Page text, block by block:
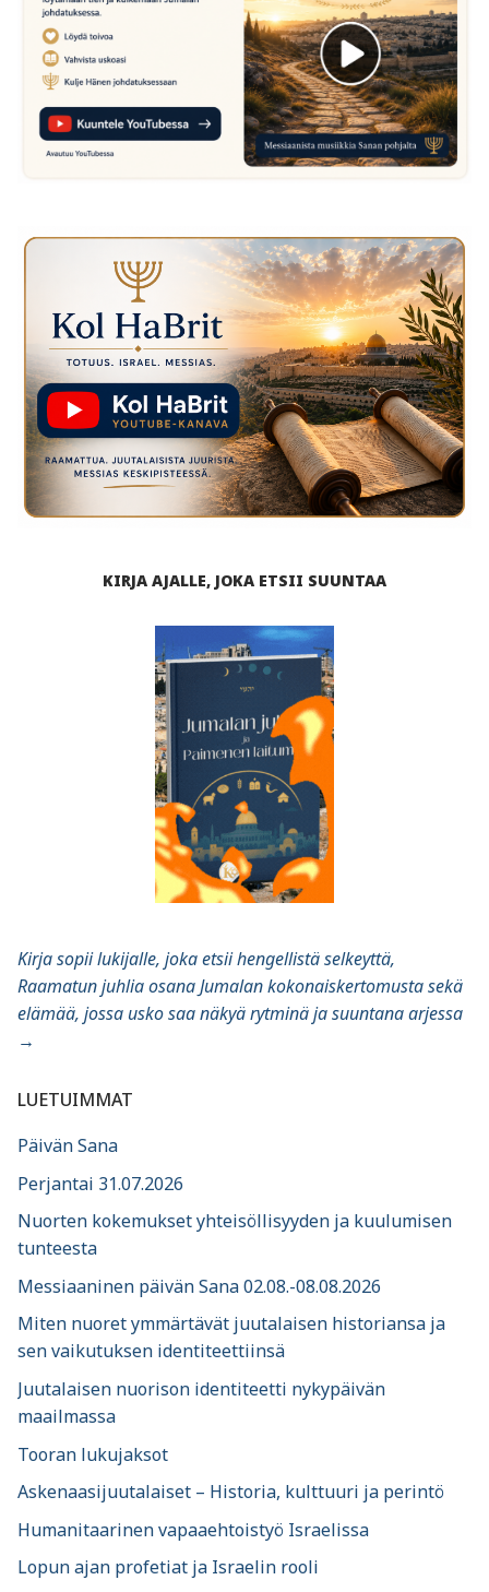
KIRJA AJALLE, JOKA ETSII SUUNTAA
Kirja sopii lukijalle, joka etsii hengellistä selkeyttä,
Raamatun juhlia osana Jumalan kokonaiskertomusta sekä
elämää, jossa usko saa näkyä rytminä ja suuntana arjessa
→
LUETUIMMAT
Päivän Sana
Perjantai 31.07.2026
Nuorten kokemukset yhteisöllisyyden ja kuulumisen
tunteesta
Messiaaninen päivän Sana 02.08.-08.08.2026
Miten nuoret ymmärtävät juutalaisen historiansa ja
sen vaikutuksen identiteettiinsä
Juutalaisen nuorison identiteetti nykypäivän
maailmassa
Tooran lukujaksot
Askenaasijuutalaiset – Historia, kulttuuri ja perintö
Humanitaarinen vapaaehtoistyö Israelissa
Lopun ajan profetiat ja Israelin rooli